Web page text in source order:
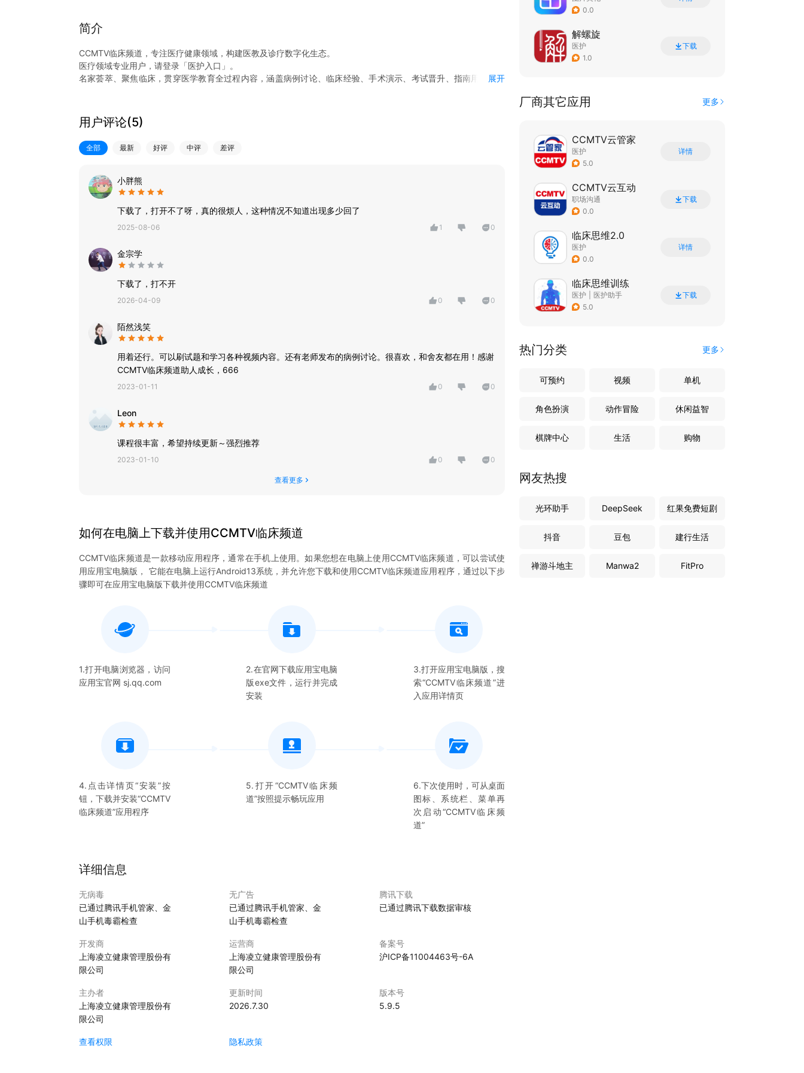
简介
CCMTV临床频道，专注医疗健康领域，构建医教及诊疗数字化生态。
医疗领域专业用户，请登录「医护入口」。
名家荟萃、聚焦临床，贯穿医学教育全过程内容，涵盖病例讨论、临床经验、手术演示、考试晋升、指南用药、医
疾病早筛、规范化诊疗、院外健康管理等，围绕疾病诊疗全流程，聚焦院外健康场景，集合各领域专家共建的科普
内容，提升大众自我健康管理意识。
【核心服务】
-「手术演示」：一线专家展示手术演示，提供疑难手术成功案例。
-「 IP 打造」：个人入驻，开通账号，上传作品，分享观点，打造影响力。
-「医学社区」：病例交流、值夜班、求职招聘各类话题社区讨论。
-「名家视角」：有观点、有态度、有深度、有价值的访谈类节目。
【联系我们】
进入CCMTV临床频道App-＞我的-＞设置-＞ 帮助与反馈，联系我们。或直接发送邮箱 ccmtv@ccmtv.cn 。
展开
用户评论(5)
全部 最新 好评 中评 差评
小胖熊
下载了，打开不了呀，真的很烦人，这种情况不知道出现多少回了
2025-08-06 1 0
金宗学
下载了，打不开
2026-04-09 0 0
陌然浅笑
用着还行。可以刷试题和学习各种视频内容。还有老师发布的病例讨论。很喜欢，和舍友都在用！感谢
CCMTV临床频道助人成长，666
2023-01-11 0 0
Leon
课程很丰富，希望持续更新～强烈推荐
2023-01-10 0 0
查看更多
如何在电脑上下载并使用CCMTV临床频道
CCMTV临床频道是一款移动应用程序，通常在手机上使用。如果您想在电脑上使用CCMTV临床频道 ，可以尝试使
用应用宝电脑版， 它能在电脑上运行Android13系统，并允许您下载和使用CCMTV临床频道应用程序，通过以下步
骤即可在应用宝电脑版下载并使用CCMTV临床频道
1.打开电脑浏览器，访问
应用宝官网 sj.qq.com
2.在官网下载应用宝电脑
版exe文件，运行并完成
安装
3.打开应用宝电脑版，搜
索“CCMTV临床频道”进
入应用详情页
4.点击详情页“安装”按
钮，下载并安装“CCMTV
临床频道”应用程序
5.打开“CCMTV临床频
道”按照提示畅玩应用
6.下次使用时，可从桌面
图标、系统栏、菜单再
次启动“CCMTV临床频
道”
详细信息
无病毒
已通过腾讯手机管家、金
山手机毒霸检查
无广告
已通过腾讯手机管家、金
山手机毒霸检查
腾讯下载
已通过腾讯下载数据审核
开发商
上海凌立健康管理股份有
限公司
运营商
上海凌立健康管理股份有
限公司
备案号
沪ICP备11004463号-6A
主办者
上海凌立健康管理股份有
限公司
更新时间
2026.7.30
版本号
5.9.5
查看权限 隐私政策
0.0
解螺旋
医护
1.0
下载
厂商其它应用 更多
CCMTV云管家
医护
5.0
详情
CCMTV云互动
职场沟通
0.0
下载
临床思维2.0
医护
0.0
详情
临床思维训练
医护
医护助手
5.0
下载
热门分类 更多
可预约 视频 单机
角色扮演 动作冒险 休闲益智
棋牌中心 生活 购物
网友热搜
光环助手 DeepSeek 红果免费短剧
抖音 豆包 建行生活
禅游斗地主 Manwa2 FitPro